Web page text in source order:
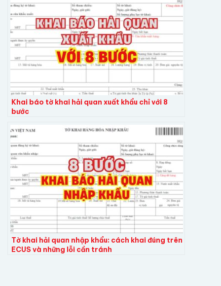
Khai báo tờ khai hải quan xuất khẩu chỉ với 8
bước
Tờ khai hải quan nhập khẩu: cách khai đúng trên
ECUS và những lỗi cần tránh